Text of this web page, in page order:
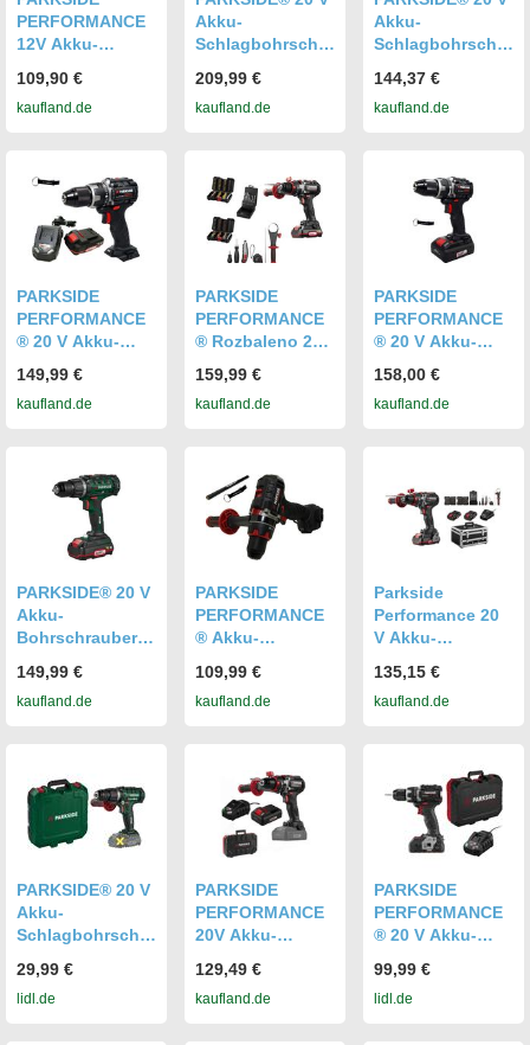
PERFORMANCE
12V Akku-
Set mit 2 Akkus
und Ladegerät
109,90 €
kaufland.de
Akku-
Schlagbohrschra
Li / inkl. 2 Akkus
(4Ah) und
209,99 €
kaufland.de
Akku-
Schlagbohrschra
Li / inkl. 2 Akkus
(2Ah) und
144,37 €
kaufland.de
PARKSIDE
PERFORMANCE
® 20 V Akku-
PABSP 20-Li /
inkl. Akku (2Ah)
149,99 €
kaufland.de
PARKSIDE
PERFORMANCE
® Rozbaleno 20V
Schlagbohrschra
uber Starter Set
Ladegerät)
159,99 €
kaufland.de
PARKSIDE
PERFORMANCE
® 20 V Akku-
PABSP 20-Li /
inkl. Smart Akku
158,00 €
kaufland.de
PARKSIDE® 20 V
Akku-
Bohrschrauber-
G8«, mit Akku
und Ladegerät,
149,99 €
kaufland.de
PARKSIDE
PERFORMANCE
® Akku-
uber PSBSAP 20-
Li ohne Akku
109,99 €
kaufland.de
Parkside
Performance 20
V Akku-
uber-Set
»PSBSAP 20-Li
135,15 €
kaufland.de
PARKSIDE® 20 V
Akku-
Schlagbohrschra
Li E4«, ohne
Akku und
29,99 €
lidl.de
PARKSIDE
PERFORMANCE
20V Akku-
uber PSBSAP 20-
Li Smart Akku
129,49 €
kaufland.de
PARKSIDE
PERFORMANCE
® 20 V Akku-
»PABSP 20 Li
C4«, mit Akku
99,99 €
lidl.de